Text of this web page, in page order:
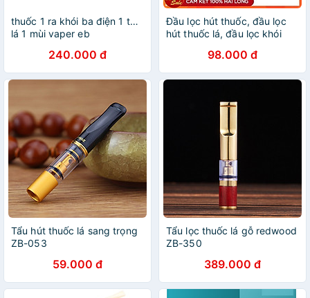
thuốc 1 ra khói ba điện 1 tử 1
lá 1 mùi vaper eb
240.000 đ
Đầu lọc hút thuốc, đầu lọc
hút thuốc lá, đầu lọc khói
98.000 đ
Tẩu hút thuốc lá sang trọng
ZB-053
59.000 đ
Tẩu lọc thuốc lá gỗ redwood
ZB-350
389.000 đ